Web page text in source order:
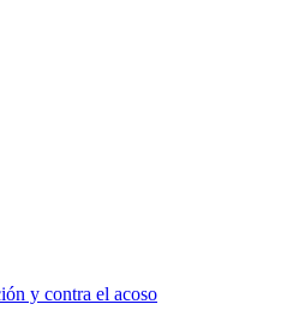
y contra el acoso